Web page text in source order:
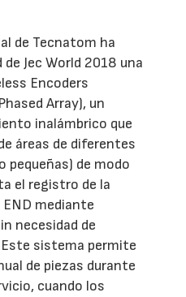
de Tecnatom ha
Jec World 2018 una
Encoders
Array), un
inalámbrico que
áreas de diferentes
pequeñas) de modo
el registro de la
mediante
necesidad de
sistema permite
de piezas durante
cuando los